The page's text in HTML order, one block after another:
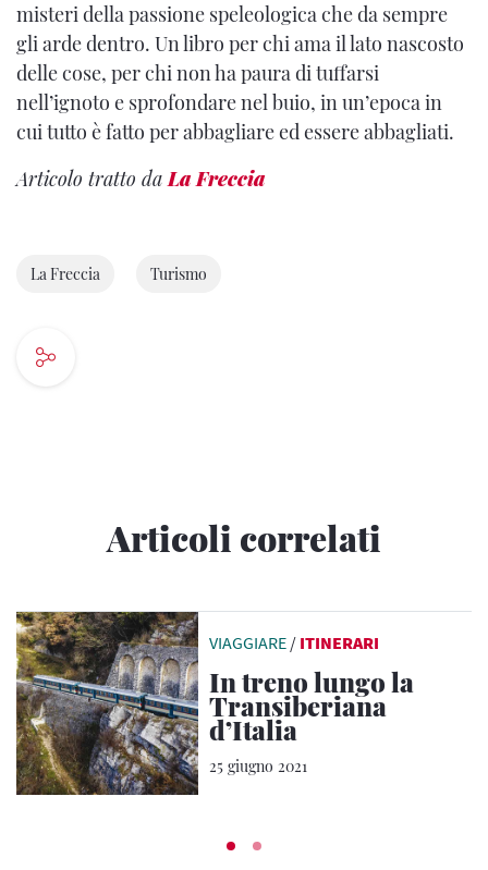
misteri della passione speleologica che da sempre
gli arde dentro. Un libro per chi ama il lato nascosto
delle cose, per chi non ha paura di tuffarsi
nell’ignoto e sprofondare nel buio, in un’epoca in
cui tutto è fatto per abbagliare ed essere abbagliati.
Articolo tratto daLa Freccia
La Freccia Turismo
Articoli correlati
VIAGGIARE / ITINERARI
In treno lungo la
Transiberiana
d’Italia
25 giugno 2021